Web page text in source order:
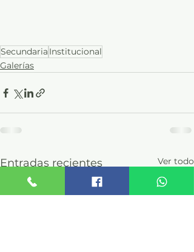
Secundaria Institucional
Galerías
Entradas recientes Ver todo